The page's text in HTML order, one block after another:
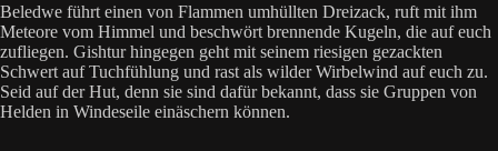
Beledwe führt einen von Flammen umhüllten Dreizack, ruft mit ihm
Meteore vom Himmel und beschwört brennende Kugeln, die auf euch
zufliegen. Gishtur hingegen geht mit seinem riesigen gezackten
Schwert auf Tuchfühlung und rast als wilder Wirbelwind auf euch zu.
Seid auf der Hut, denn sie sind dafür bekannt, dass sie Gruppen von
Helden in Windeseile einäschern können.